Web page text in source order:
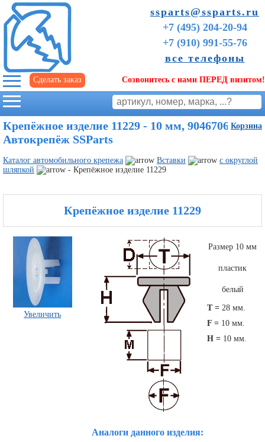
ssparts@ssparts.ru
+7 (495) 204-20-94
+7 (910) 991-55-76
все телефоны
Сделать заказ Созвонитесь с нами ПЕРЕД визитом!
Корзина
Советы
начинающим
Крепёжное изделие 11229 - 10 мм, 9046706188 |
Автокрепёж SSParts
Каталог автомобильного крепежа Вставки
с округлой
шляпкой
- Крепёжное изделие 11229
Крепёжное изделие 11229
Увеличить
Размер 10 мм
пластик
белый
T = 28 мм.
F = 10 мм.
H = 10 мм.
Аналоги данного изделия: